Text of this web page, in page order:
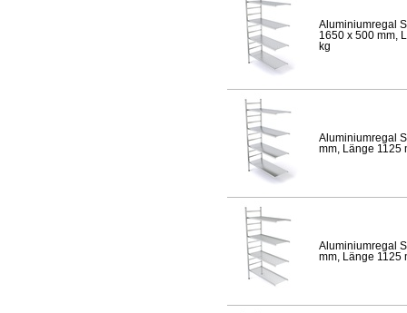
Aluminiumregal
1650 x 500 mm,
kg
Aluminiumregal
mm, Länge 1125
Aluminiumregal
mm, Länge 1125